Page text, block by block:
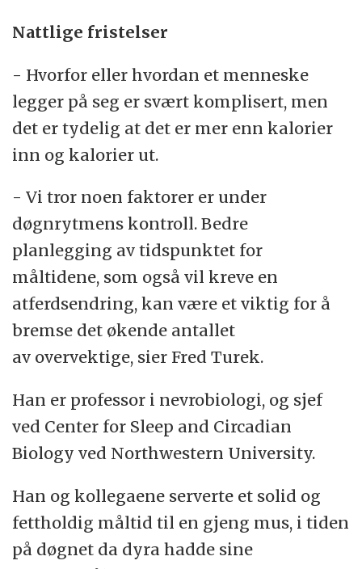
Nattlige fristelser
- Hvorfor eller hvordan et menneske
legger på seg er svært komplisert, men
det er tydelig at det er mer enn kalorier
inn og kalorier ut.
- Vi tror noen faktorer er under
døgnrytmens kontroll. Bedre
planlegging av tidspunktet for
måltidene, som også vil kreve en
atferdsendring, kan være et viktig for å
bremse det økende antallet
av overvektige, sier Fred Turek.
Han er professor i nevrobiologi, og sjef
ved Center for Sleep and Circadian
Biology ved Northwestern University.
Han og kollegaene serverte et solid og
fettholdig måltid til en gjeng mus, i tiden
på døgnet da dyra hadde sine